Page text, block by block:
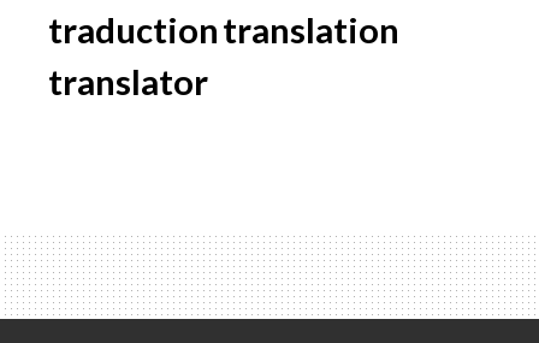
traductiontranslation
translator